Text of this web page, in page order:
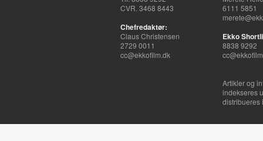
CVR. 3468 8443
Chefredaktør:
Claus Christensen
2729 0011
cc@ekkofilm.dk
6111 5851
Ekko
8838 9292
Artikler og
indekseres
distribueres